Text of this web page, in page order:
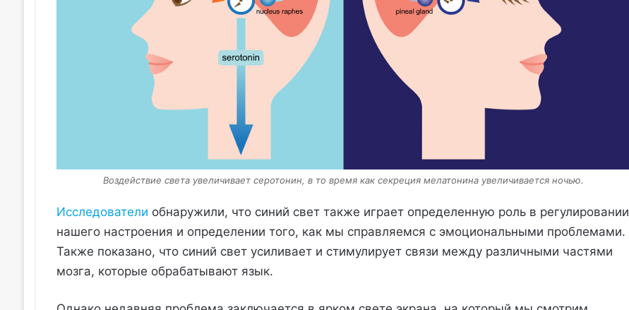
Воздействие света увеличивает серотонин, в то время как секреция мелатонина увеличивается ночью.
Исследователи обнаружили, что синий свет также играет определенную роль в регулировании
нашего настроения и определении того, как мы справляемся с эмоциональными проблемами.
Также показано, что синий свет усиливает и стимулирует связи между различными частями
мозга, которые обрабатывают язык.